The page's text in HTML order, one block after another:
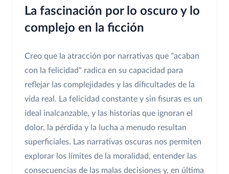
La fascinación por lo oscuro y lo
complejo en la ficción
Creo que la atracción por narrativas que "acaban
con la felicidad" radica en su capacidad para
reflejar las complejidades y las dificultades de la
vida real. La felicidad constante y sin fisuras es un
ideal inalcanzable, y las historias que ignoran el
dolor, la pérdida y la lucha a menudo resultan
superficiales. Las narrativas oscuras nos permiten
explorar los límites de la moralidad, entender las
consecuencias de las malas decisiones y, en última